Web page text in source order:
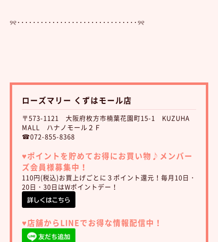
୨୧･･･････････････････････････････୨୧
ローズマリー くずはモール店
〒573-1121 大阪府枚方市楠葉花園町15-1 KUZUHA
MALL ハナノモール２Ｆ
☎072-855-8368
♥︎ポイントを貯めてお得にお買い物♪ メンバー
ズ会員様募集中！
110円(税込)お買上げごとに３ポイント還元！毎月10日・
20日・30日はWポイントデー！
♥︎店舗からLINEでお得な情報配信中！